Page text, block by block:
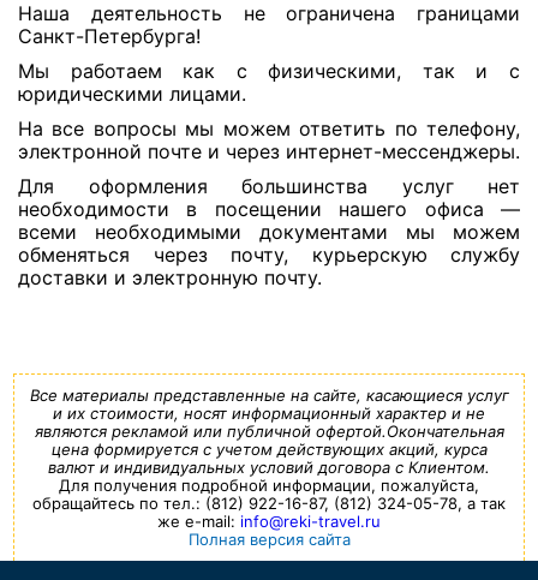
Наша деятельность не ограничена границами
Санкт-Петербурга!
Мы работаем как с физическими, так и с
юридическими лицами.
На все вопросы мы можем ответить по телефону,
электронной почте и через интернет-мессенджеры.
Для оформления большинства услуг нет
необходимости в посещении нашего офиса —
всеми необходимыми документами мы можем
обменяться через почту, курьерскую службу
доставки и электронную почту.
Все материалы представленные на сайте, касающиеся услуг
и их стоимости, носят информационный характер и не
являются рекламой или публичной офертой.Окончательная
цена формируется с учетом действующих акций, курса
валют и индивидуальных условий договора с Клиентом.
Для получения подробной информации, пожалуйста,
обращайтесь по тел.: (812) 922-16-87, (812) 324-05-78, а так
же e-mail: info@reki-travel.ru
Полная версия сайта